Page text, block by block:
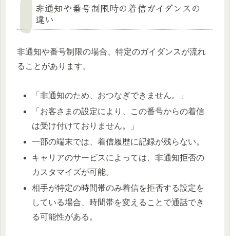
非通知や番号制限時の着信ガイダンスの
違い
非通知や番号制限の場合、特定のガイダンスが流れ
ることがあります。
「非通知のため、おつなぎできません。」
「お客さまの設定により、この番号からの着信
は受け付けておりません。」
一部の端末では、着信履歴に記録が残らない。
キャリアのサービスによっては、非通知拒否の
カスタマイズが可能。
相手が特定の時間帯のみ着信を拒否する設定を
している場合、時間帯を変えることで通話でき
る可能性がある。